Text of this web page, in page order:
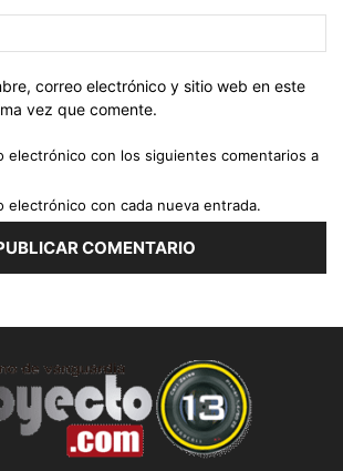
correo electrónico y sitio web en este
vez que comente.
electrónico con los siguientes comentarios a
electrónico con cada nueva entrada.